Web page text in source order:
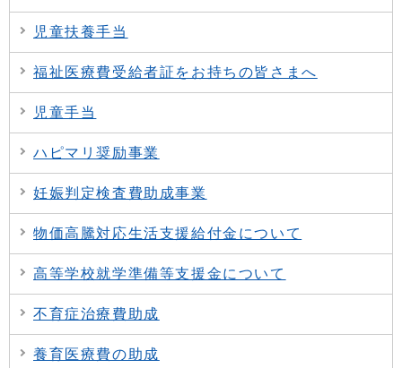
児童扶養手当
福祉医療費受給者証をお持ちの皆さまへ
児童手当
ハピマリ奨励事業
妊娠判定検査費助成事業
物価高騰対応生活支援給付金について
高等学校就学準備等支援金について
不育症治療費助成
養育医療費の助成